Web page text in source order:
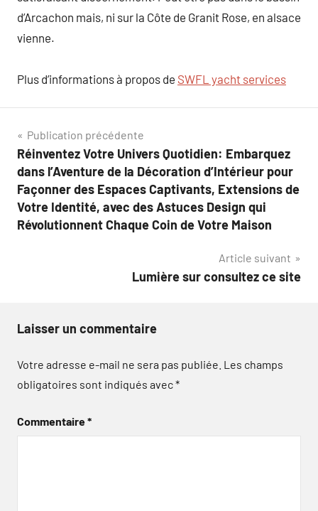
d’Arcachon mais, ni sur la Côte de Granit Rose, en alsace
vienne.
Plus d’informations à propos de SWFL yacht services
Navigation
de
l’article
Publication précédente
Réinventez Votre Univers Quotidien: Embarquez
dans l’Aventure de la Décoration d’Intérieur pour
Façonner des Espaces Captivants, Extensions de
Votre Identité, avec des Astuces Design qui
Révolutionnent Chaque Coin de Votre Maison
Article suivant
Lumière sur consultez ce site
Laisser un commentaire
Votre adresse e-mail ne sera pas publiée. Les champs
obligatoires sont indiqués avec*
Commentaire*